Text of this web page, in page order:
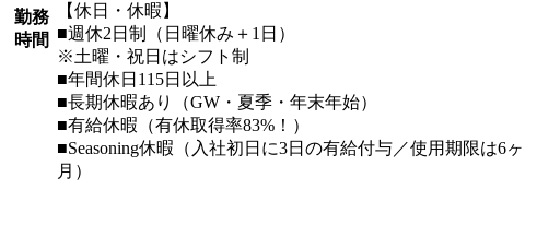
勤務
時間
【休日・休暇】
■週休2日制（日曜休み＋1日）
※土曜・祝日はシフト制
■年間休日115日以上
■長期休暇あり（GW・夏季・年末年始）
■有給休暇（有休取得率83%！）
■Seasoning休暇（入社初日に3日の有給付与／使用期限は6ヶ
月）